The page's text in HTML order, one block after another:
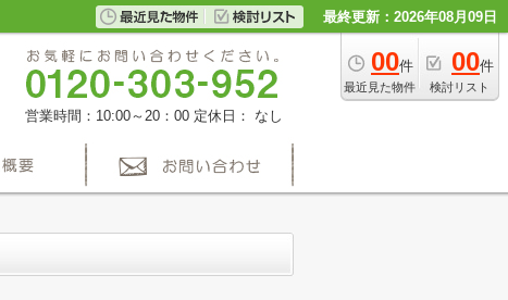
最終更新：2026年08月09日
00件
最近見た物件
00件
検討リスト
営業時間：10:00～20：00 定休日： なし